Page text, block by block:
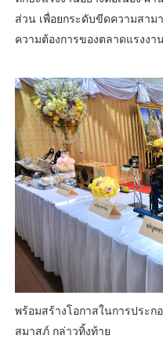
ส่วน เพื่อยกระดับขีดความสาม
ความต้องการของตลาดแรงงา
พร้อมสร้างโอกาสในการประ
สมาสภ์ กล่าวทิ้งท้าย